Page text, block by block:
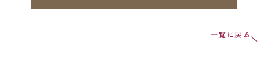
一覧に戻る